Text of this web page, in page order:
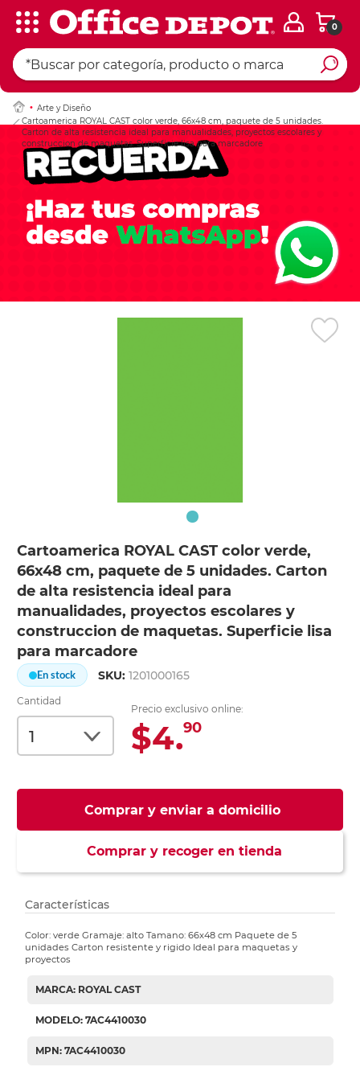
0
Arte y Diseño
Cartoamerica ROYAL CAST color verde, 66x48 cm, paquete de 5 unidades.
Carton de alta resistencia ideal para manualidades, proyectos escolares y
construccion de maquetas. Superficie lisa para marcadore
Cartoamerica ROYAL CAST color verde,
66x48 cm, paquete de 5 unidades. Carton
de alta resistencia ideal para
manualidades, proyectos escolares y
construccion de maquetas. Superficie lisa
para marcadore
En stock SKU:1201000165
Cantidad
Precio exclusivo online:
$4.90
Comprar y enviar a domicilio
Comprar y recoger en tienda
Ingresar Codigo
Características
Color: verde Gramaje: alto Tamano: 66x48 cm Paquete de 5
unidades Carton resistente y rigido Ideal para maquetas y
proyectos
MARCA: ROYAL CAST
MODELO: 7AC4410030
MPN: 7AC4410030